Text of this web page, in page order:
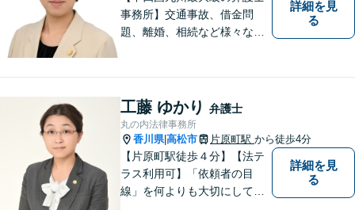
事務所】交通事故、借金問
題、離婚、相続など様々な問
い！
詳細を見
る
工藤 ゆかり 弁護士
丸の内法律事務所
香川県|高松市 片原町駅 から徒歩4分
【片原町駅徒歩４分】【法テ
ラス利用可】「依頼者の目
線」を何よりも大切にしてい
詳細を見
る